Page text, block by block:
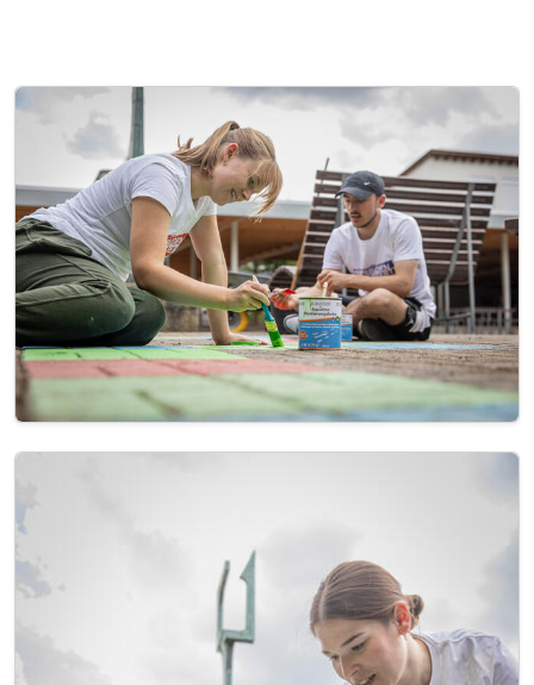
Image
Image